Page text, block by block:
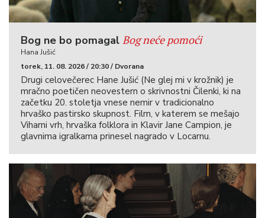
Bog ne bo pomagal Bog neće pomoći
Hana Jušić
torek, 11. 08. 2026 / 20:30 / Dvorana
Drugi celovečerec Hane Jušić (Ne glej mi v krožnik) je
mračno poetičen neovestern o skrivnostni Čilenki, ki na
začetku 20. stoletja vnese nemir v tradicionalno
hrvaško pastirsko skupnost. Film, v katerem se mešajo
Viharni vrh, hrvaška folklora in Klavir Jane Campion, je
glavnima igralkama prinesel nagrado v Locarnu.